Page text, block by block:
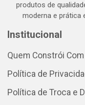
produtos de
moderna e prática
Institucional
Quem Constrói
Política de
Política de Troca e